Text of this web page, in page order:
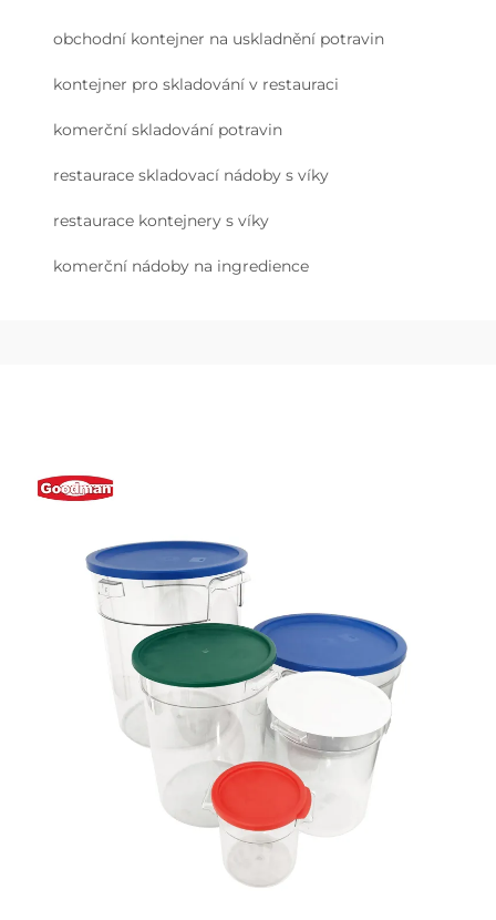
obchodní kontejner na uskladnění potravin
kontejner pro skladování v restauraci
komerční skladování potravin
restaurace skladovací nádoby s víky
restaurace kontejnery s víky
komerční nádoby na ingredience